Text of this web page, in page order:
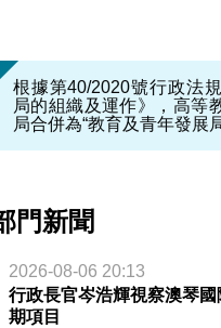
根據第40/2020號行政法
局的組織及運作》，高等
局合併為“教育及青年發展局
門新聞
2026-08-06 20:13
行政長官岑浩輝視察澳琴
期項目